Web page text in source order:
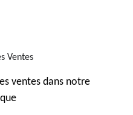
Ventes
ventes dans notre